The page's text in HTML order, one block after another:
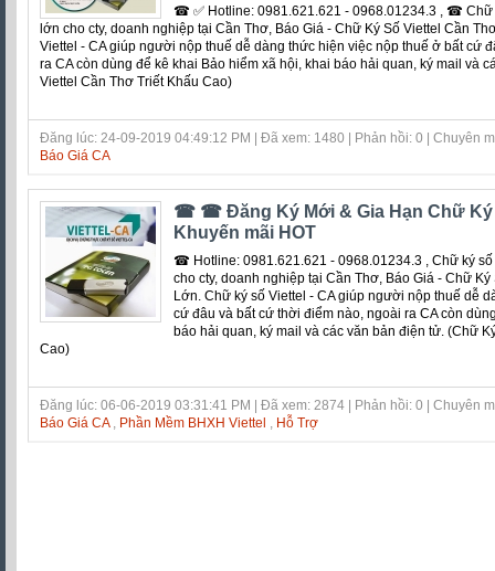
☎ ✅‎ Hotline: 0981.621.621 - 0968.01234.3 , ☎ Chữ
lớn cho cty, doanh nghiệp tại Cần Thơ, Báo Giá - Chữ Ký Số Viettel Cần
Viettel - CA giúp người nộp thuế dễ dàng thức hiện việc nộp thuế ở bất cứ
ra CA còn dùng để kê khai Bảo hiểm xã hội, khai báo hải quan, ký mail và
Viettel Cần Thơ Triết Khấu Cao)
Đăng lúc: 24-09-2019 04:49:12 PM | Đã xem: 1480 | Phản hồi: 0 | Chuyên
Báo Giá CA
☎ ☎ Đăng Ký Mới & Gia Hạn Chữ Ký
Khuyến mãi HOT
☎ Hotline: 0981.621.621 - 0968.01234.3 , Chữ ký
cho cty, doanh nghiệp tại Cần Thơ, Báo Giá - Chữ
Lớn. Chữ ký số Viettel - CA giúp người nộp thuế dễ
cứ đâu và bất cứ thời điểm nào, ngoài ra CA còn
báo hải quan, ký mail và các văn bản điện tử. (Chữ
Cao)
Đăng lúc: 06-06-2019 03:31:41 PM | Đã xem: 2874 | Phản hồi: 0 | Chuyên
Báo Giá CA, Phần Mềm BHXH Viettel , Hỗ Trợ